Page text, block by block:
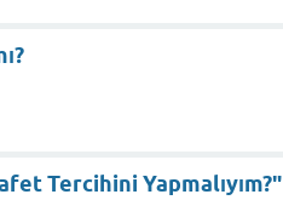
Tercihini Yapmalıyım?"